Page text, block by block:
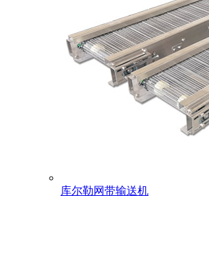
库尔勒网带输送机